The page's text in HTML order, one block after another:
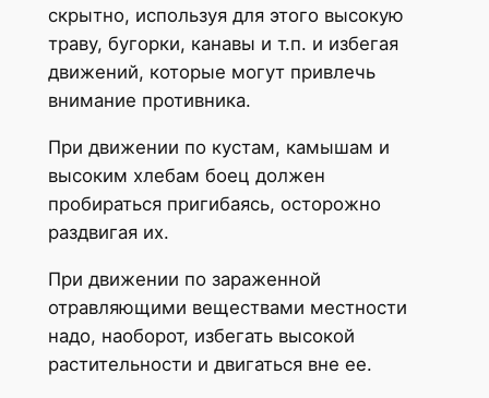
скрытно, используя для этого высокую
траву, бугорки, канавы и т.п. и избегая
движений, которые могут привлечь
внимание противника.
При движении по кустам, камышам и
высоким хлебам боец должен
пробираться пригибаясь, осторожно
раздвигая их.
При движении по зараженной
отравляющими веществами местности
надо, наоборот, избегать высокой
растительности и двигаться вне ее.